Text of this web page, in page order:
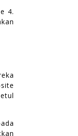
4.